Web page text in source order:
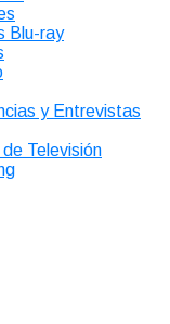
Blu-ray
y Entrevistas
Televisión